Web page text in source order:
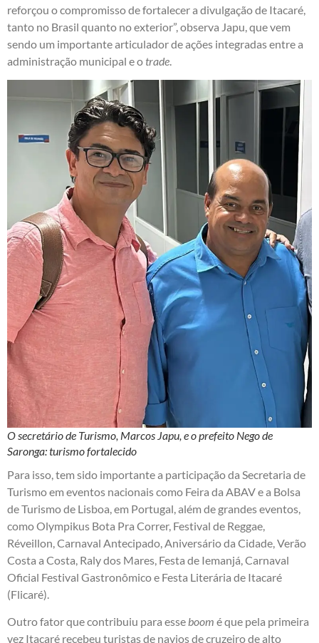
reforçou o compromisso de fortalecer a divulgação de Itacaré,
tanto no Brasil quanto no exterior”, observa Japu, que vem
sendo um importante articulador de ações integradas entre a
administração municipal e o trade.
O secretário de Turismo, Marcos Japu, e o prefeito Nego de
Saronga: turismo fortalecido
Para isso, tem sido importante a participação da Secretaria de
Turismo em eventos nacionais como Feira da ABAV e a Bolsa
de Turismo de Lisboa, em Portugal, além de grandes eventos,
como Olympikus Bota Pra Correr, Festival de Reggae,
Réveillon, Carnaval Antecipado, Aniversário da Cidade, Verão
Costa a Costa, Raly dos Mares, Festa de Iemanjá, Carnaval
Oficial Festival Gastronômico e Festa Literária de Itacaré
(Flicaré).
Outro fator que contribuiu para esseboom é que pela primeira
vez Itacaré recebeu turistas de navios de cruzeiro de alto